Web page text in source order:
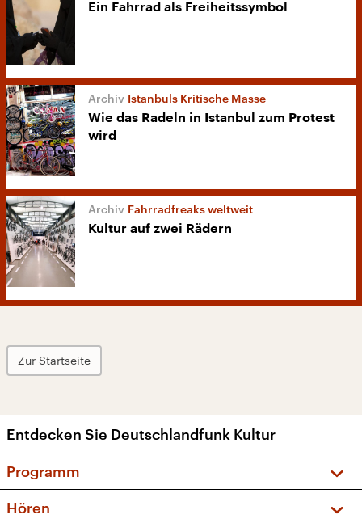
Ein Fahrrad als Freiheitssymbol
Istanbuls Kritische Masse
Wie das Radeln in Istanbul zum Protest
wird
Fahrradfreaks weltweit
Kultur auf zwei Rädern
Zur Startseite
Entdecken Sie Deutschlandfunk Kultur
Programm
Hören